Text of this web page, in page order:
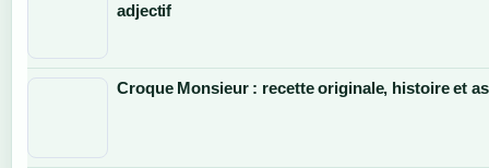
adjectif
Croque Monsieur : recette originale, histoire et